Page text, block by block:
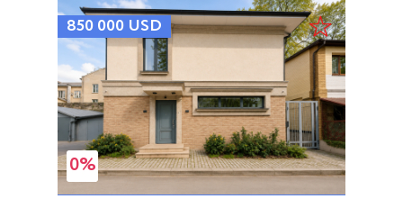
850 000 USD
0%